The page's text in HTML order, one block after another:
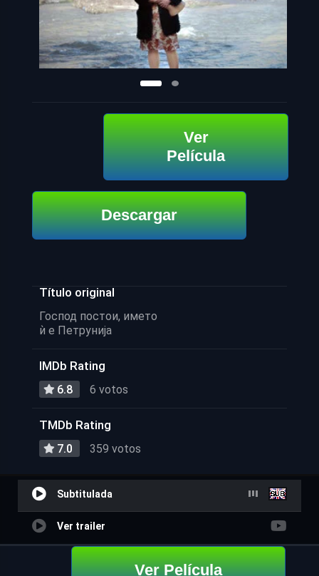
Ver
Película
Descargar
Título original
Господ постои, името
ѝ е Петрунија
IMDb Rating
6.8 6 votos
TMDb Rating
7.0 359 votos
Subtitulada
Ver trailer
Ver Película